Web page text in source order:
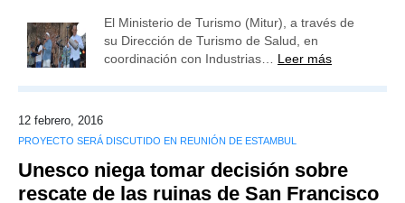
El Ministerio de Turismo (Mitur), a través de
su Dirección de Turismo de Salud, en
coordinación con Industrias… Leer más
12 febrero, 2016
PROYECTO SERÁ DISCUTIDO EN REUNIÓN DE ESTAMBUL
Unesco niega tomar decisión sobre
rescate de las ruinas de San Francisco